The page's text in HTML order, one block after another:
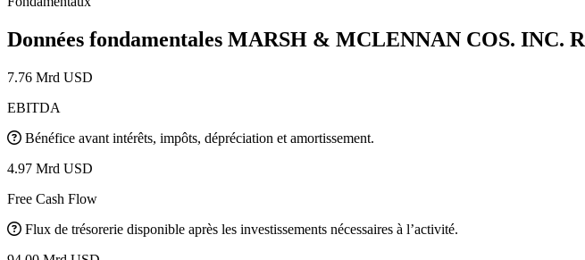
Données fondamentales MARSH & MCLENNAN COS. INC. R
7.76 Mrd USD
EBITDA
Bénéfice avant intérêts, impôts, dépréciation et amortissement.
4.97 Mrd USD
Free Cash Flow
Flux de trésorerie disponible après les investissements nécessaires à l’activité.